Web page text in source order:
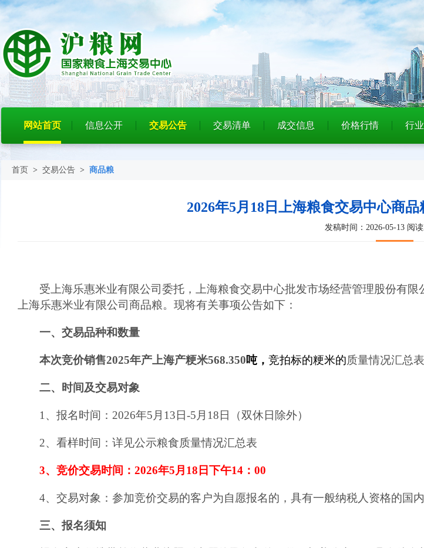
网站首页 信息公开 交易公告 交易清单 成交信息 价格行情 行
首页 > 交易公告 > 商品粮
2026年5月18日上海粮食交易中心商
发稿时间：2026-05-13 阅
受 上海乐惠米业有限公司委托，上海粮食交易中心批发市场经营管理股份有
上海乐惠米业有限公司商品粮。现将有关事项公告如下：
一、交易品种和数量
本次竞价销售2025年产上海产粳米568.350吨 ，竞拍标的粳米的质量情况汇总
二、时间及交易对象
1、报名时间：2026年5 月 13 日-5 月 18 日（双休日除外）
2、看样时间：详见公示粮食质量情况汇总表
3、竞价交易时间：2026年5月 18 日下午14 ：00
4、交易对象：参加竞价交易的客户为自愿报名的，具有一般纳税人资格的国
三、报名须知